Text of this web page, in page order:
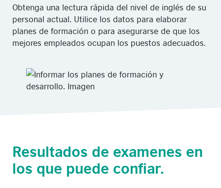
Obtenga una lectura rápida del nivel de inglés de su
personal actual. Utilice los datos para elaborar
planes de formación o para asegurarse de que los
mejores empleados ocupan los puestos adecuados.
Resultados de examenes en
los que puede confiar.